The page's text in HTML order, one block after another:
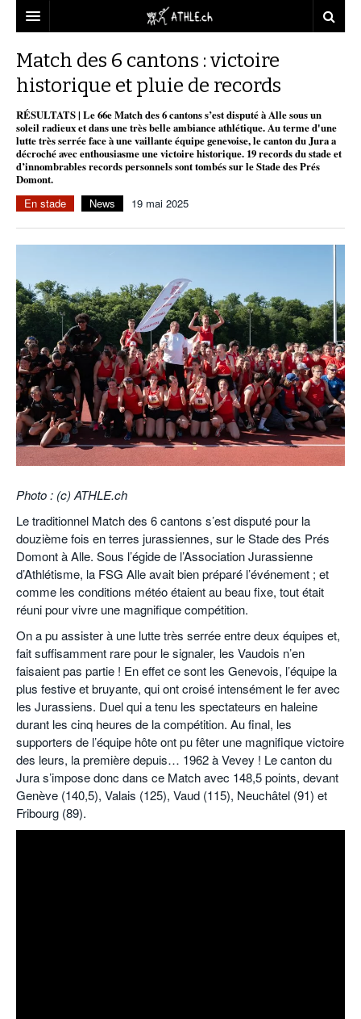
DOSSIERS
CHRONIQUES
TOUT
REPORTAGES
STATISTIQUES
STATISTIQUES
PARTENAIRES
PARTENAIRES
CLUBS PARTENAIRES
FÉDÉRATION
TOUS SUPPORTERS D’ATHLE.CH !
PUBLICITÉ
VIDEOS
ATHLE.CH
CLUB D’ATHLÉTISME
TOUS SUPPORTERS D’ATHLE.CH !
CHARTE ÉDITORIALE
NOUS CONTACTER
POURQUOI ATHLE.CH ?
ATHLE.CH RÉGIONS
CNP LAUSANNE/AIGLE
ATHLE.CH RÉGIONS | GENÈVE
ATHLE.CH RÉGIONS | JURA
ATHLE.CH RÉGIONS | VAUD
ATHLE.CH VINTAGE
TIMELINE
BIOGRAPHIES
HIGHLIGHTS
LIVRES
Match des 6 cantons : victoire
historique et pluie de records
RÉSULTATS | Le 66e Match des 6 cantons s’est disputé à Alle sous un
soleil radieux et dans une très belle ambiance athlétique. Au terme d'une
lutte très serrée face à une vaillante équipe genevoise, le canton du Jura a
décroché avec enthousiasme une victoire historique. 19 records du stade et
d’innombrables records personnels sont tombés sur le Stade des Prés
Domont.
En stade News 19 mai 2025
Photo : (c) ATHLE.ch
Le traditionnel Match des 6 cantons s’est disputé pour la
douzième fois en terres jurassiennes, sur le Stade des Prés
Domont à Alle. Sous l’égide de l’Association Jurassienne
d’Athlétisme, la FSG Alle avait bien préparé l’événement ; et
comme les conditions météo étaient au beau fixe, tout était
réuni pour vivre une magnifique compétition.
On a pu assister à une lutte très serrée entre deux équipes et,
fait suffisamment rare pour le signaler, les Vaudois n’en
faisaient pas partie ! En effet ce sont les Genevois, l’équipe la
plus festive et bruyante, qui ont croisé intensément le fer avec
les Jurassiens. Duel qui a tenu les spectateurs en haleine
durant les cinq heures de la compétition. Au final, les
supporters de l’équipe hôte ont pu fêter une magnifique victoire
des leurs, la première depuis… 1962 à Vevey ! Le canton du
Jura s’impose donc dans ce Match avec 148,5 points, devant
Genève (140,5), Valais (125), Vaud (115), Neuchâtel (91) et
Fribourg (89).